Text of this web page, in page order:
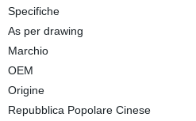
Specifiche
As per drawing
Marchio
OEM
Origine
Repubblica Popolare Cinese